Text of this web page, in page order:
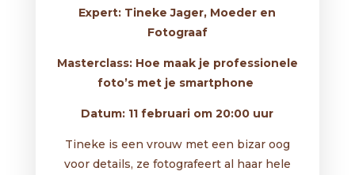
Expert: Tineke Jager, Moeder en
Fotograaf
Masterclass: Hoe maak je professionele
foto’s met je smartphone
Datum: 11 februari om 20:00 uur
Tineke is een vrouw met een bizar oog
voor details, ze fotografeert al haar hele